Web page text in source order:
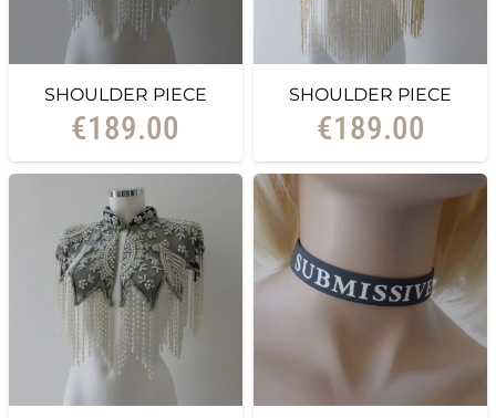
SHOULDER PIECE
€189.00
SHOULDER PIECE
€189.00